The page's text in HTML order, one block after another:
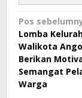
Navigasi
pos
Pos
Lomba
Walikota
Berikan
Semangat
Warga